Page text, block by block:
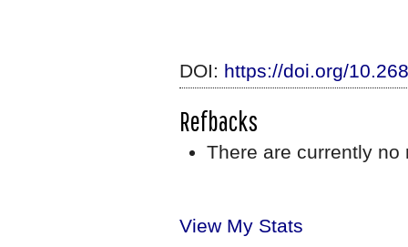
DOI: https://doi.org/
Refbacks
There are currently no
View My Stats